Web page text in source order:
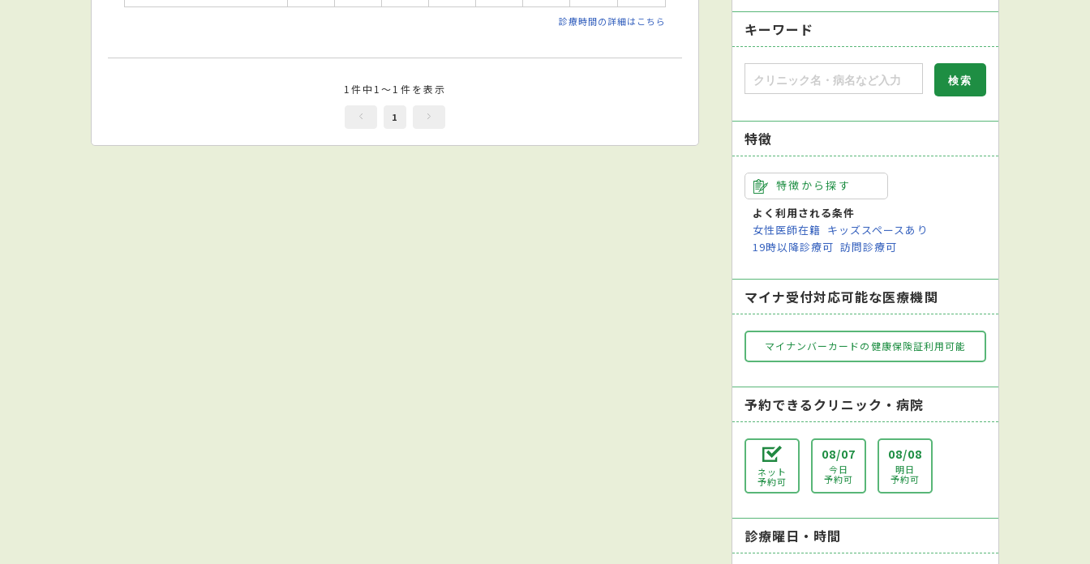
診療時間の詳細はこちら
1件中1～1件を表示
1
キーワード
特徴
特徴から探す
よく利用される条件
女性医師在籍 キッズスペースあり
19時以降診療可 訪問診療可
マイナ受付対応可能な医療機関
マイナンバーカードの健康保険証利用可能
予約できるクリニック・病院
ネット
予約可
08/07
今日
予約可
08/08
明日
予約可
診療曜日・時間